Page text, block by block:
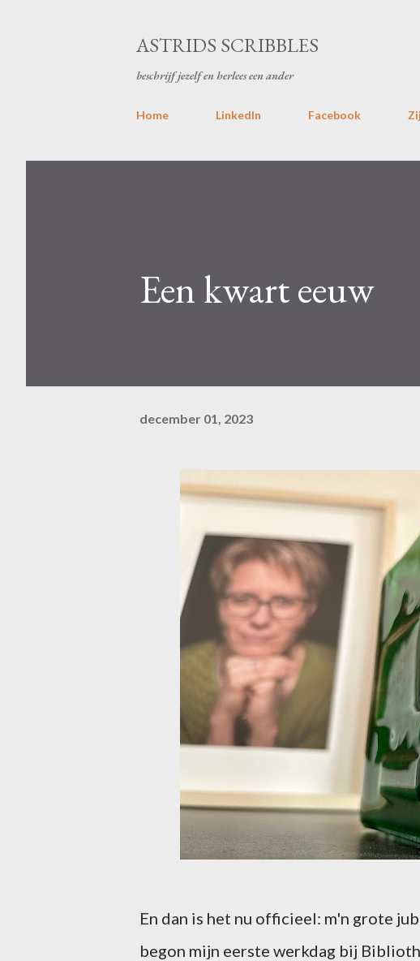
ASTRIDS SCRIBBLES
beschrijf jezelf en herlees een ander
Home LinkedIn Facebook
Een kwart eeuw
december 01, 2023
En dan is het nu officieel: m'n grote
begon mijn eerste werkdag bij